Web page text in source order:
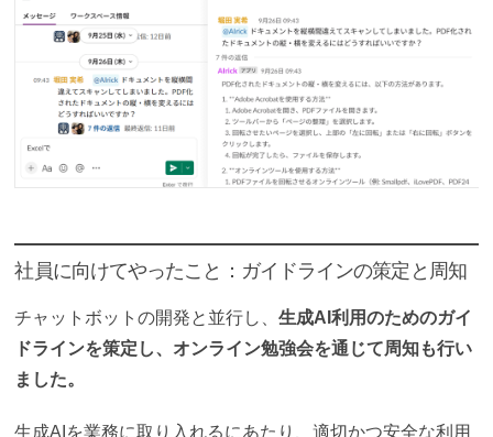
社員に向けてやったこと：ガイドラインの策定と周知
チャットボットの開発と並行し、生成AI利用のためのガイ
ドラインを策定し、オンライン勉強会を通じて周知も行い
ました。
生成AIを業務に取り入れるにあたり、適切かつ安全な利用